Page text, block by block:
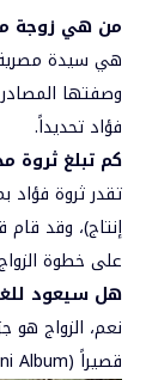
من هي زوجة
هي سيدة مصرية
وصفتها المصادر
فؤاد تحديداً.
كم تبلغ ثروة
تقدر ثروة فؤاد
إنتاج)، وقد قام
على خطوة
هل سيعود
نعم، الزواج هو
قصيراً (Mini Album) سيصدر في شتاء 2026.